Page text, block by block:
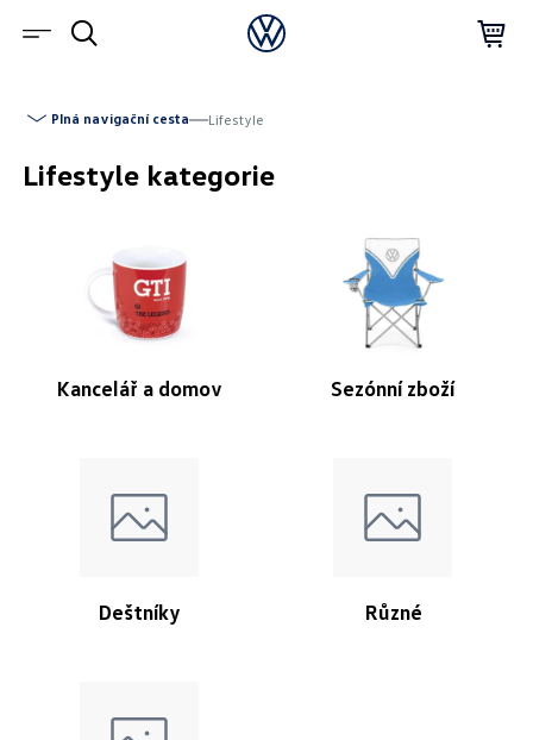
Plná navigační cesta Lifestyle
Lifestyle kategorie
Kancelář a domov Sezónní zboží
Deštníky Různé